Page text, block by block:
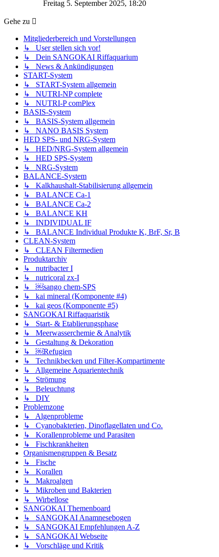
Freitag 5. September 2025, 18:20
Gehe zu
Mitgliederbereich und Vorstellungen
↳ User stellen sich vor!
↳ Dein SANGOKAI Riffaquarium
↳ News & Ankündigungen
START-System
↳ START-System allgemein
↳ NUTRI-NP complete
↳ NUTRI-P comPlex
BASIS-System
↳ BASIS-System allgemein
↳ NANO BASIS System
HED SPS- und NRG-System
↳ HED/NRG-System allgemein
↳ HED SPS-System
↳ NRG-System
BALANCE-System
↳ Kalkhaushalt-Stabilisierung allgemein
↳ BALANCE Ca-1
↳ BALANCE Ca-2
↳ BALANCE KH
↳ INDIVIDUAL IF
↳ BALANCE Individual Produkte K, BrF, Sr, B
CLEAN-System
↳ CLEAN Filtermedien
Produktarchiv
↳ nutribacter I
↳ nutricoral zx-I
↳ ￼sango chem-SPS
↳ kai mineral (Komponente #4)
↳ kai geos (Komponente #5)
SANGOKAI Riffaquaristik
↳ Start- & Etablierungsphase
↳ Meerwasserchemie & Analytik
↳ Gestaltung & Dekoration
↳ ￼Refugien
↳ Technikbecken und Filter-Kompartimente
↳ Allgemeine Aquarientechnik
↳ Strömung
↳ Beleuchtung
↳ DIY
Problemzone
↳ Algenprobleme
↳ Cyanobakterien, Dinoflagellaten und Co.
↳ Korallenprobleme und Parasiten
↳ Fischkrankheiten
Organismengruppen & Besatz
↳ Fische
↳ Korallen
↳ Makroalgen
↳ Mikroben und Bakterien
↳ Wirbellose
SANGOKAI Themenboard
↳ SANGOKAI Anamnesebogen
↳ SANGOKAI Empfehlungen A-Z
↳ SANGOKAI Webseite
↳ Vorschläge und Kritik